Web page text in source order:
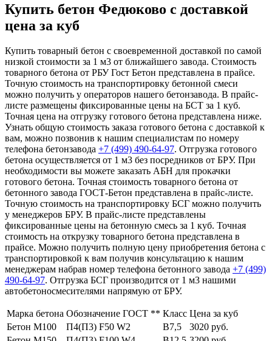
Купить бетон Федюково с доставкой
цена за куб
Купить товарный бетон с своевременной доставкой по самой
низкой стоимости за 1 м3 от ближайшего завода. Стоимость
товарного бетона от РБУ Гост Бетон представлена в прайсе.
Точную стоимость на транспортировку бетонной смеси
можно получить у операторов нашего бетонзавода. В прайс-
листе размещены фиксированные цены на БСТ за 1 куб.
Точная цена на отгрузку готового бетона представлена ниже.
Узнать общую стоимость заказа готового бетона с доставкой к
вам, можно позвонив к нашим специалистам по номеру
телефона бетонзавода +7 (499) 490-64-97. Отгрузка готового
бетона осуществляется от 1 м3 без посредников от БРУ. При
необходимости вы можете заказать АБН для прокачки
готового бетона. Точная стоимость товарного бетона от
бетонного завода ГОСТ-Бетон представлена в прайс-листе.
Точную стоимость на транспортировку БСГ можно получить
у менеджеров БРУ. В прайс-листе представлены
фиксированные цены на бетонную смесь за 1 куб. Точная
стоимость на открузку товарного бетона представлена в
прайсе. Можно получить полную цену приобретения бетона с
транспортировкой к вам получив консультацию к нашим
менеджерам набрав номер телефона бетонного завода +7 (499)
490-64-97. Отгрузка БСГ производится от 1 м3 нашими
автобетоносмесителями напрямую от БРУ.
Марка бетона Обозначение ГОСТ ** Класс Цена за куб
Бетон М100
П4(П3) F50 W2 В7,5
3020 руб.